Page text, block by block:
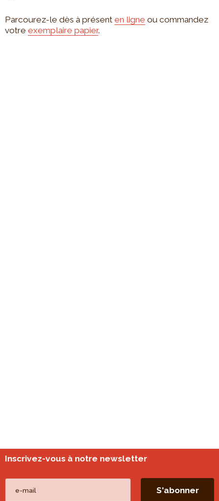
Parcourez-le dès à présent en ligne ou commandez
votre exemplaire papier.
Inscrivez-vous à notre newsletter